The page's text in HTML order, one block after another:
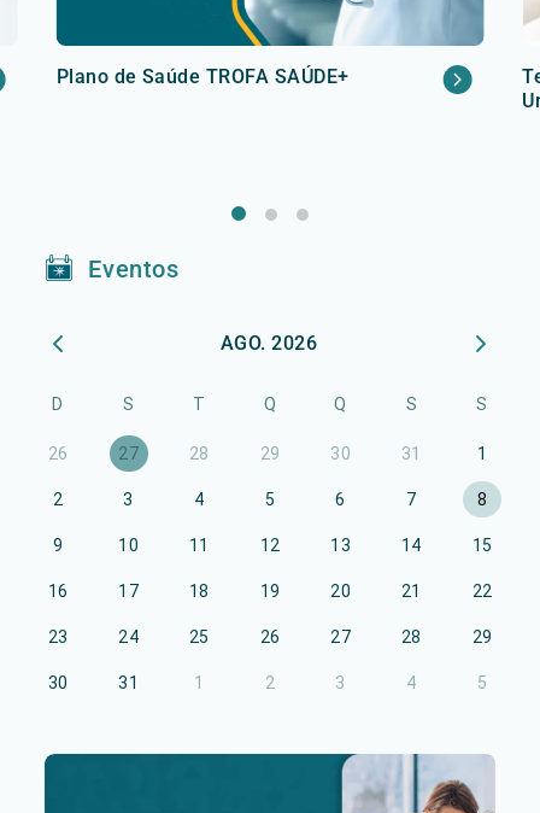
Plano de Saúde TROFA SAÚDE+
Eventos
AGO. 2026
D S T Q Q S S
26 27 28 29 30 31 1
2 3 4 5 6 7 8
9 10 11 12 13 14 15
16 17 18 19 20 21 22
23 24 25 26 27 28 29
30 31 1 2 3 4 5